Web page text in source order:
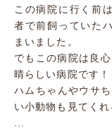
この病院に行く前
者で前飼っていた
まいました。
でもこの病院は良
晴らしい病院です！
ハムちゃんやウサ
い小動物も見てく